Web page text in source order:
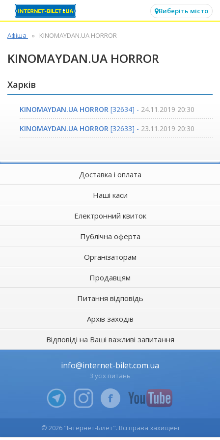
Виберіть місто
Афіша KINOMAYDAN.UA HORROR
KINOMAYDAN.UA HORROR
Харків
KINOMAYDAN.UA HORROR [32634] - 24.11.2019 20:30
KINOMAYDAN.UA HORROR [32633] - 23.11.2019 20:30
Доставка і оплата
Наші каси
Електронний квиток
Публічна оферта
Організаторам
Продавцям
Питання відповідь
Архів заходів
Відповіді на Ваші важливі запитання
info@internet-bilet.com.ua
З усіх питань
© 2026 "Інтернет-Білет". Всі права захищені